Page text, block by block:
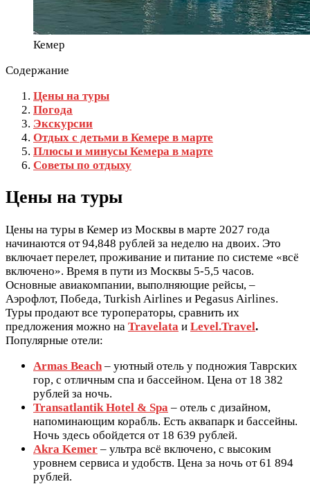
Кемер
Содержание
Цены на туры
Погода
Экскурсии
Отдых с детьми в Кемере в марте
Плюсы и минусы Кемера в марте
Советы по отдыху
Цены на туры
Цены на туры в Кемер из Москвы в марте 2027 года
начинаются от 94,848 рублей за неделю на двоих. Это
включает перелет, проживание и питание по системе «всё
включено». Время в пути из Москвы 5-5,5 часов.
Основные авиакомпании, выполняющие рейсы, –
Аэрофлот, Победа, Turkish Airlines и Pegasus Airlines.
Туры продают все туроператоры, сравнить их
предложения можно на Travelata и Level.Travel.
Популярные отели:
Armas Beach – уютный отель у подножия Таврских
гор, с отличным спа и бассейном. Цена от 18 382
рублей за ночь.
Transatlantik Hotel & Spa – отель с дизайном,
напоминающим корабль. Есть аквапарк и бассейны.
Ночь здесь обойдется от 18 639 рублей.
Akra Kemer – ультра всё включено, с высоким
уровнем сервиса и удобств. Цена за ночь от 61 894
рублей.